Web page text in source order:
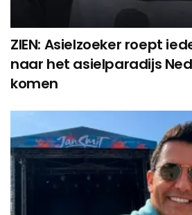
ZIEN: Asielzoeker roept
naar het asielparadijs
komen